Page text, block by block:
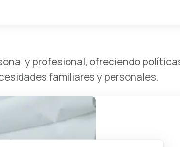
y profesional, ofreciendo
familiares y personales.